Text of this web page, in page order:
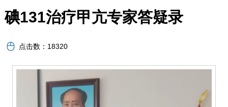
碘131治疗甲亢专家答疑录
点击数： 18320